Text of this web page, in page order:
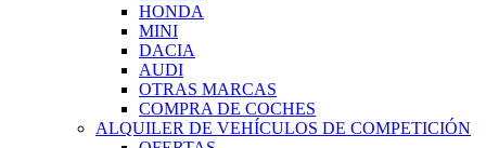
HONDA
MINI
DACIA
AUDI
OTRAS MARCAS
COMPRA DE COCHES
ALQUILER DE VEHÍCULOS DE COMPETICIÓN